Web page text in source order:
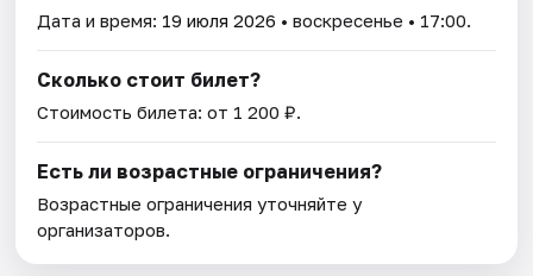
Дата и время: 19 июля 2026 • воскресенье • 17:00.
Сколько стоит билет?
Стоимость билета: от 1 200 ₽.
Есть ли возрастные ограничения?
Возрастные ограничения уточняйте у
организаторов.